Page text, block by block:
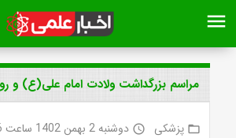
menu
مراسم بزرگداشت ولادت امام علی(ع) و
folder_open پزشکی access_time دوشنبه 2 بهمن 1402 ساعت 5:46